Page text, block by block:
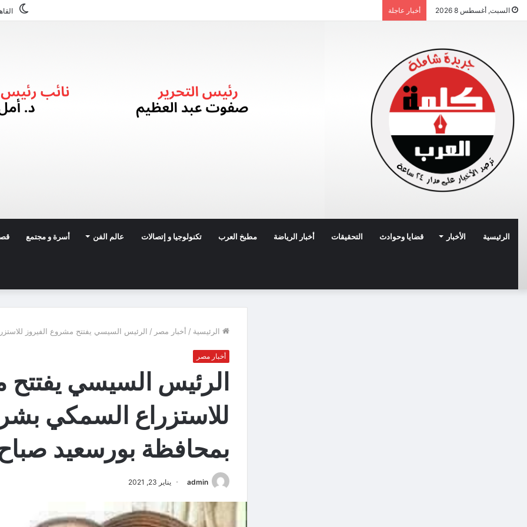
السبت, أغسطس 8 2026 أخبار عاجلة
الرئيسية الأخبار قضايا وحوادث التحقيقات أخبار الرياضة مطبخ العرب تكنولوجيا و إتصالات عالم الفن أسرة و مجتمع
الرئيسية / أخبار مصر / الرئيس السيسي يفتتح مشروع الفيروز
أخبار مصر
الرئيس السيسي يفتتح
للاستزراع السمكي
بمحافظة بورسعيد صباح
admin يناير 23, 2021